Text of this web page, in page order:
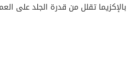
بالإكزيما تقلل من قدرة الجلد على